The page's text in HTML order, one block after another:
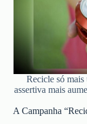
Recicle só mais
assertiva mais
A Campanha